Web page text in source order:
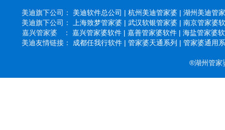
美迪旗下公司： 美迪软件总公司 | 杭州美迪管家婆 | 湖州美迪管
美迪旗下公司：
上海致梦管家婆 | 武汉软银管家婆 | 南京管家婆
嘉兴管家婆 ： 嘉兴管家婆软件 | 嘉善管家婆软件 | 海盐管家婆
美迪友情链接： 成都任我行软件 | 管家婆天通系列 | 管家婆通用
®湖州管家